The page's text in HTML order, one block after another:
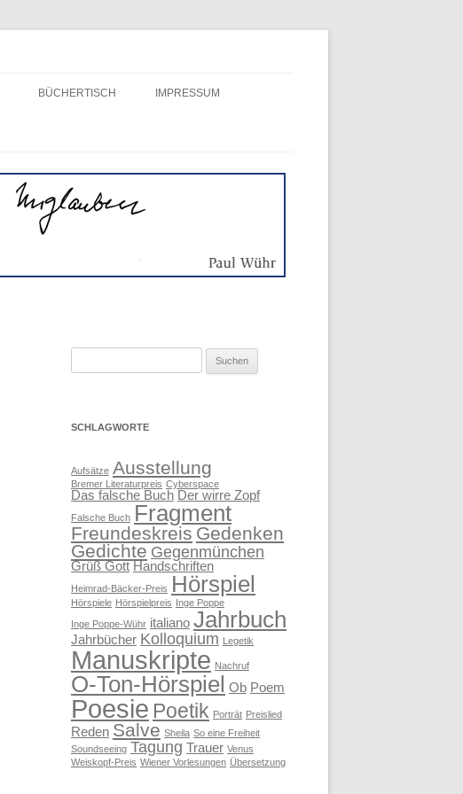
JAHRBÜCHER
BÜCHERTISCH IMPRESSUM
SCHLAGWORTE
Aufsätze Ausstellung
Bremer Literaturpreis Cyberspace
Das falsche Buch Der wirre Zopf
Falsche Buch Fragment
Freundeskreis Gedenken
Gedichte Gegenmünchen
Grüß Gott Handschriften
Heimrad-Bäcker-Preis Hörspiel
Hörspiele Hörspielpreis Inge Poppe
Inge Poppe-Wühr italiano Jahrbuch
Jahrbücher Kolloquium Legetik
Manuskripte Nachruf
O-Ton-Hörspiel Ob Poem
Poesie Poetik Porträt Preislied
Reden Salve Sheila So eine Freiheit
Soundseeing Tagung Trauer Venus
Weiskopf-Preis Wiener Vorlesungen Übersetzung